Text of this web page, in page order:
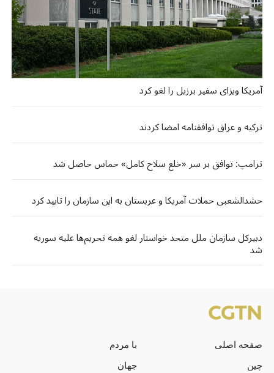
آمریکا ویزای سفیر برزیل را لغو کرد
ترکیه و عراق توافقنامه امضا کردند
ترامپ: توافق بر سر «خلع سلاح کامل» حماس حاصل شد
حشدالشعبی حملات آمریکا و عربستان به این سازمان را تایید کرد
دبیرکل سازمان ملل متحد خواستار لغو همه تحریم‌ها علیه سوریه
شد
صفحه اصلی
با مردم
چین
جهان